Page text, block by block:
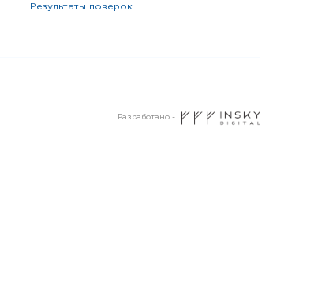
результаты поверок
Разработано -